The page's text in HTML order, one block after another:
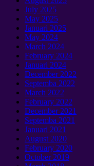
July 2025
May 2025
Januari 2025
May 2024
March 2024
February 2024
Januari 2024
December2022
Septemba 2022
March 2022
February 2022
December2021
Septemba 2021
Januari 2021
August 2020
February 2020
October2019